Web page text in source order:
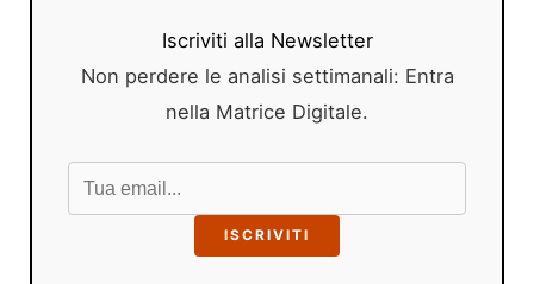
Iscriviti alla Newsletter
Non perdere le analisi settimanali: Entra
nella Matrice Digitale.
ISCRIVITI